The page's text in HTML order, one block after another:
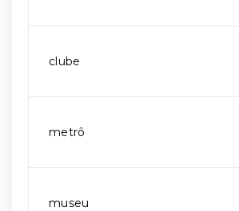
clube
metrô
museu